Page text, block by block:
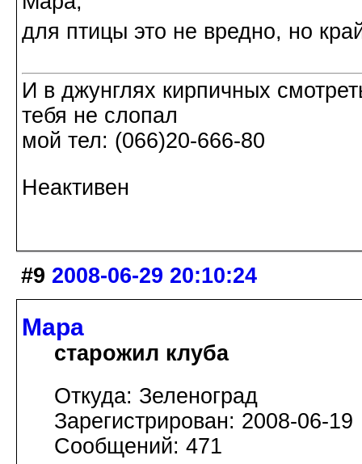
для птицы это не вредно, но
И в джунглях кирпичных
тебя не слопал
мой тел: (066)20-666-80
Неактивен
#9 2008-06-29 20:10:24
Мара
старожил клуба
Откуда: Зеленоград
Зарегистрирован: 2008-06-19
Сообщений: 471